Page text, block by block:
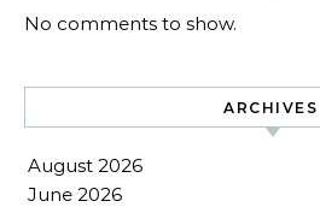
No comments to show.
ARCHIVES
August 2026
June 2026